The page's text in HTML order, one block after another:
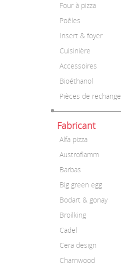
Four à pizza
Poêles
Insert & foyer
Cuisinière
Accessoires
Bioéthanol
Pièces de rechange
Fabricant
Alfa pizza
Austroflamm
Barbas
Big green egg
Bodart & gonay
Broilking
Cadel
Cera design
Charnwood